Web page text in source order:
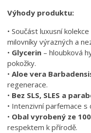
Výhody produktu:
• Součást luxusní kolekce
milovníky výrazných a
• Glycerin – hloubková
pokožky.
• Aloe vera
regenerace.
• Bez SLS, SLES a
• Intenzivní parfemace s
• Obal vyrobený ze
respektem k přírodě.